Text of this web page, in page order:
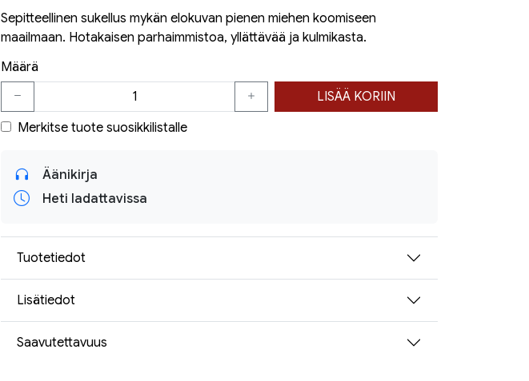
Sepitteellinen sukellus mykän elokuvan pienen miehen koomiseen
maailmaan. Hotakaisen parhaimmistoa, yllättävää ja kulmikasta.
Määrä
LISÄÄ KORIIN
Merkitse tuote suosikkilistalle
Äänikirja
Heti ladattavissa
Tuotetiedot
Lisätiedot
Saavutettavuus